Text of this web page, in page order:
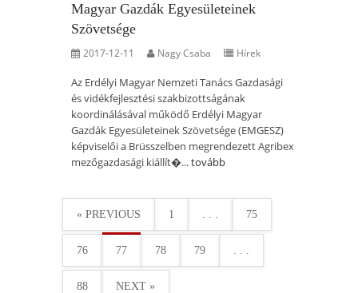
Magyar Gazdák Egyesületeinek
Szövetsége
2017-12-11 Nagy Csaba Hírek
Az Erdélyi Magyar Nemzeti Tanács Gazdasági
és vidékfejlesztési szakbizottságának
koordinálásával működő Erdélyi Magyar
Gazdák Egyesületeinek Szövetsége (EMGESZ)
képviselői a Brüsszelben megrendezett Agribex
mezőgazdasági kiállít�...tovább
« PREVIOUS 1 . . . 75
76 77 78 79 . . .
88 NEXT »